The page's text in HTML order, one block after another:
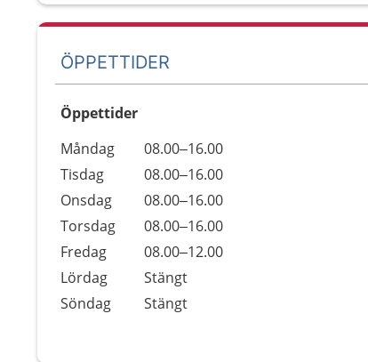
ÖPPETTIDER
Öppettider
Dag
Öppettider
Kommentarer
Måndag
08.00–16.00
Tisdag
08.00–16.00
Onsdag
08.00–16.00
Torsdag
08.00–16.00
Fredag
08.00–12.00
Lördag
Stängt
Söndag
Stängt